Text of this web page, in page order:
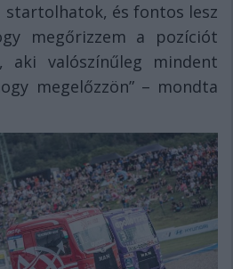
startolhatok, és fontos lesz
megőrizzem a pozíciót
aki valószínűleg mindent
megelőzzön” – mondta